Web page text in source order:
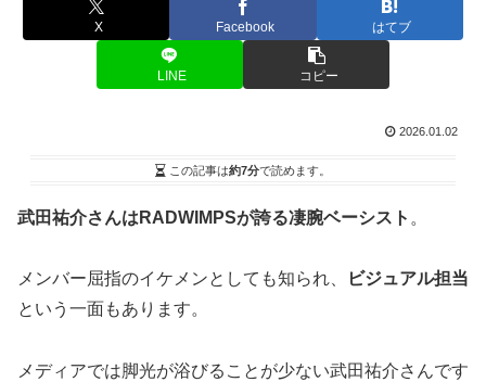
X Facebook はてブ
LINE コピー
2026.01.02
この記事は約7分で読めます。
武田祐介さんはRADWIMPSが誇る凄腕ベーシスト 。
メンバー屈指のイケメンとしても知られ、
ビジュアル担当
という一面もあります。
メディアでは脚光が浴びることが少ない武田祐介さんです